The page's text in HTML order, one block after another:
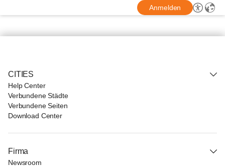
Anmelden
CITIES
Help Center
Verbundene Städte
Verbundene Seiten
Download Center
Firma
Newsroom